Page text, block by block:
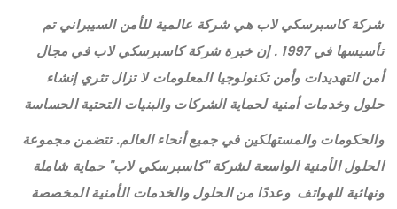
شركة كاسبرسكي لاب هي شركة عالمية للأمن السيبراني تم
تأسيسها في 1997 . إن خبرة شركة كاسبرسكي لاب في مجال
أمن التهديدات وأمن تكنولوجيا المعلومات لا تزال تثري إنشاء
حلول وخدمات أمنية لحماية الشركات والبنيات التحتية الحساسة
والحكومات والمستهلكين في جميع أنحاء العالم. تتضمن مجموعة
الحلول الأمنية الواسعة لشركة "كاسبرسكي لاب" حماية شاملة
ونهائية للهواتف وعددًا من الحلول والخدمات الأمنية المخصصة